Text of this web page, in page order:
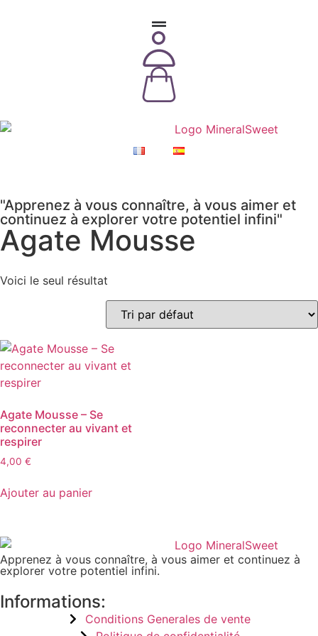
"Apprenez à vous connaître, à vous aimer et
continuez à explorer votre potentiel infini"
Agate Mousse
Voici le seul résultat
Agate Mousse – Se
reconnecter au vivant et
respirer
4,00 €
Ajouter au panier
Apprenez à vous connaître, à vous aimer et continuez à
explorer votre potentiel infini.
Informations:
Conditions Generales de vente